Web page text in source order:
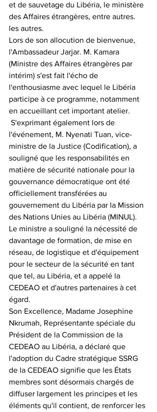
et de sauvetage du Libéria, le ministère
des Affaires étrangères, entre autres.
les autres.
Lors de son allocution de bienvenue,
l'Ambassadeur Jarjar. M. Kamara
(Ministre des Affaires étrangères par
intérim) s'est fait l'écho de
l'enthousiasme avec lequel le Libéria
participe à ce programme, notamment
en accueillant cet important atelier.
l'événement, M. Nyenati Tuan, vice-
ministre de la Justice (Codification), a
souligné que les responsabilités en
matière de sécurité nationale pour la
gouvernance démocratique ont été
officiellement transférées au
gouvernement du Libéria par la Mission
des Nations Unies au Libéria (MINUL).
Le ministre a souligné la nécessité de
davantage de formation, de mise en
réseau, de logistique et d'équipement
pour le secteur de la sécurité en tant
que tel, au Libéria, et a appelé la
CEDEAO et d'autres partenaires à cet
égard.
Son Excellence, Madame Josephine
Nkrumah, Représentante spéciale du
Président de la Commission de la
CEDEAO au Libéria, a déclaré que
l'adoption du Cadre stratégique SSRG
de la CEDEAO signifie que les États
membres sont désormais chargés de
diffuser largement les principes et les
éléments qu'il contient, de renforcer les